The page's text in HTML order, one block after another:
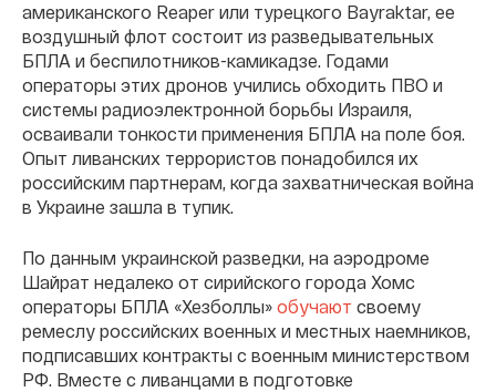
американского Reaper или турецкого Bayraktar, ее
воздушный флот состоит из разведывательных
БПЛА и беспилотников-камикадзе. Годами
операторы этих дронов учились обходить ПВО и
системы радиоэлектронной борьбы Израиля,
осваивали тонкости применения БПЛА на поле боя.
Опыт ливанских террористов понадобился их
российским партнерам, когда захватническая война
в Украине зашла в тупик.
По данным украинской разведки, на аэродроме
Шайрат недалеко от сирийского города Хомс
операторы БПЛА «Хезболлы» обучают своему
ремеслу российских военных и местных наемников,
подписавших контракты с военным министерством
РФ. Вместе с ливанцами в подготовке